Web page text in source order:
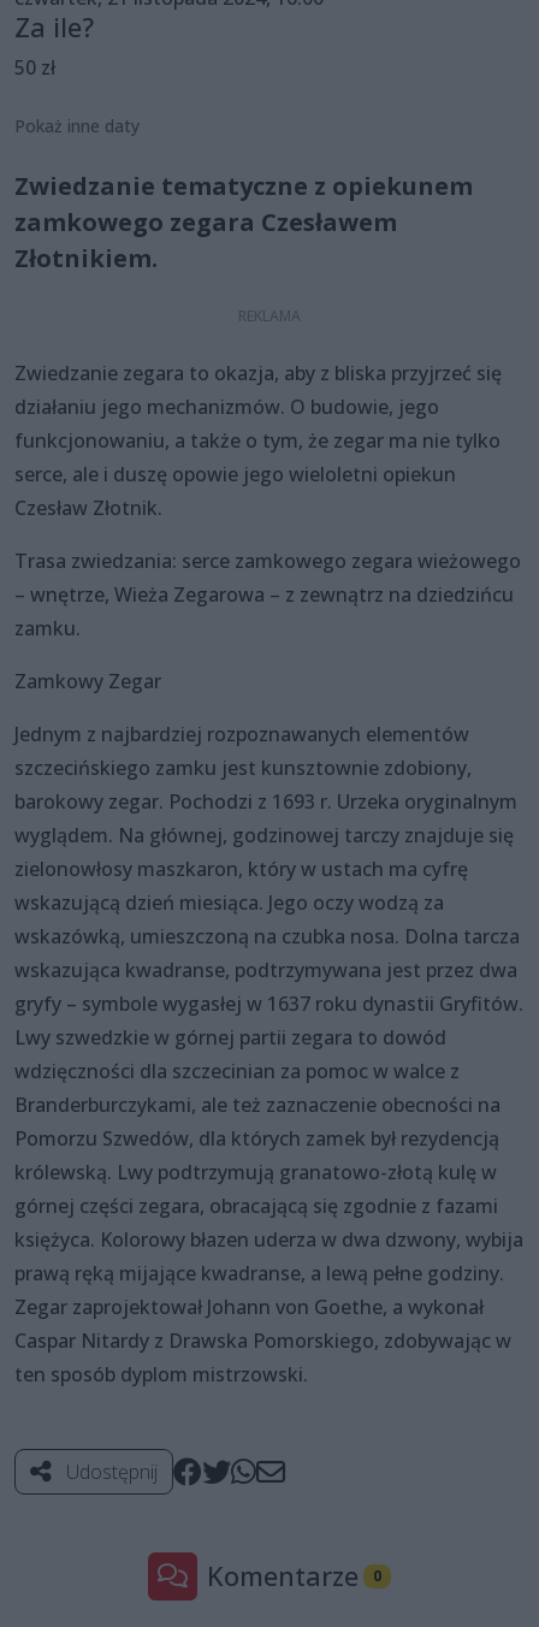
Za ile?
50 zł
Pokaż inne daty
Zwiedzanie tematyczne z opiekunem
zamkowego zegara Czesławem
Złotnikiem.
Zwiedzanie zegara to okazja, aby z bliska przyjrzeć się
działaniu jego mechanizmów. O budowie, jego
funkcjonowaniu, a także o tym, że zegar ma nie tylko
serce, ale i duszę opowie jego wieloletni opiekun
Czesław Złotnik.
Trasa zwiedzania: serce zamkowego zegara wieżowego
– wnętrze, Wieża Zegarowa – z zewnątrz na dziedzińcu
zamku.
Zamkowy Zegar
Jednym z najbardziej rozpoznawanych elementów
szczecińskiego zamku jest kunsztownie zdobiony,
barokowy zegar. Pochodzi z 1693 r. Urzeka oryginalnym
wyglądem. Na głównej, godzinowej tarczy znajduje się
zielonowłosy maszkaron, który w ustach ma cyfrę
wskazującą dzień miesiąca. Jego oczy wodzą za
wskazówką, umieszczoną na czubka nosa. Dolna tarcza
wskazująca kwadranse, podtrzymywana jest przez dwa
gryfy – symbole wygasłej w 1637 roku dynastii Gryfitów.
Lwy szwedzkie w górnej partii zegara to dowód
wdzięczności dla szczecinian za pomoc w walce z
Branderburczykami, ale też zaznaczenie obecności na
Pomorzu Szwedów, dla których zamek był rezydencją
królewską. Lwy podtrzymują granatowo-złotą kulę w
górnej części zegara, obracającą się zgodnie z fazami
księżyca. Kolorowy błazen uderza w dwa dzwony, wybija
prawą ręką mijające kwadranse, a lewą pełne godziny.
Zegar zaprojektował Johann von Goethe, a wykonał
Caspar Nitardy z Drawska Pomorskiego, zdobywając w
ten sposób dyplom mistrzowski.
Udostępnij
Komentarze 0